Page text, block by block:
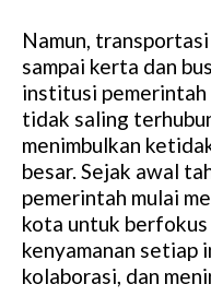
Namun,
sampai kerta dan
institusi pemerintah
tidak saling
menimbulkan
besar. Sejak awal
pemerintah mulai
kota untuk berfokus
kenyamanan setiap
kolaborasi, dan